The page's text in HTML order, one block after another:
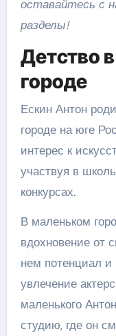
оставайтесь с
разделы!
Детство
городе
Ескин Антон
городе на юге
интерес к
участвуя в
конкурсах.
В маленьком
вдохновение от
нем потенциал
увлечение
маленького
студию, где он